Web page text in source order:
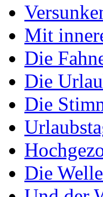
Mit
Die
Die
Die
Die